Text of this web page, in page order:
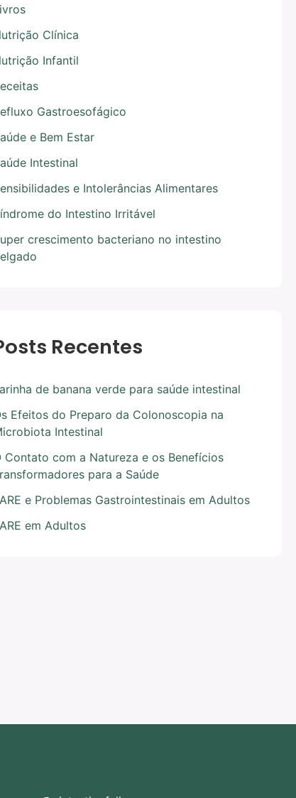
Clínica
Infantil
Gastroesofágico
e Bem Estar
Intestinal
e Intolerâncias Alimentares
do Intestino Irritável
crescimento bacteriano no intestino
Recentes
de banana verde para saúde intestinal
Efeitos do Preparo da Colonoscopia na
Intestinal
Contato com a Natureza e os Benefícios
para a Saúde
e Problemas Gastrointestinais em Adultos
em Adultos